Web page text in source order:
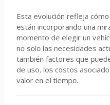
Esta evolución refleja
están incorporando una
momento de elegir un
no solo las necesidades
también factores que
de uso, los costos
valor en el tiempo.